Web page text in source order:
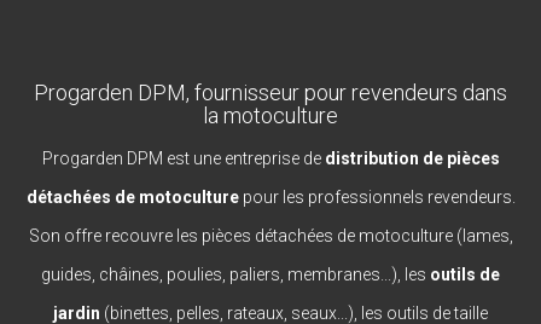
Progarden DPM, fournisseur pour revendeurs dans
la motoculture
Progarden DPM est une entreprise de distribution de pièces
détachées de motoculturepour les professionnels revendeurs.
Son offre recouvre les pièces détachées de motoculture (lames,
guides, châines, poulies, paliers, membranes...), les outils de
jardin (binettes, pelles, rateaux, seaux...), les outils de taille